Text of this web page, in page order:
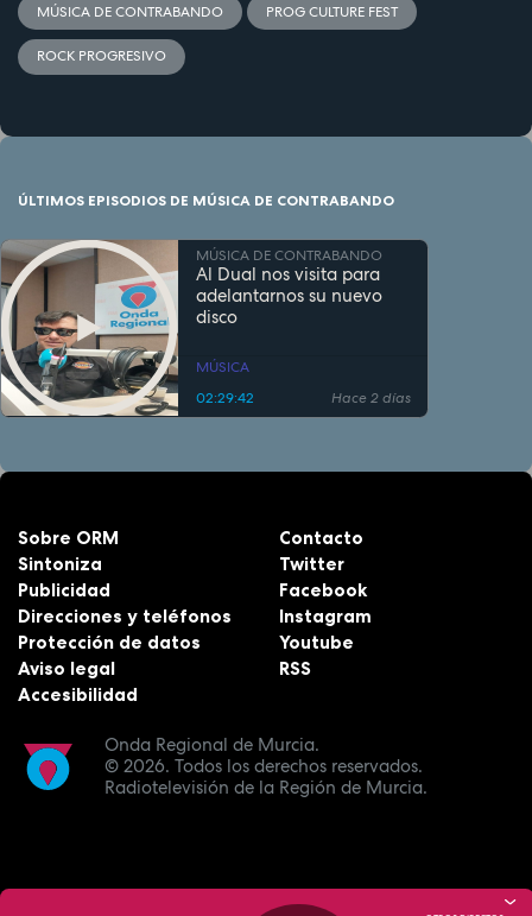
MÚSICA DE CONTRABANDO PROG CULTURE FEST
ROCK PROGRESIVO
ÚLTIMOS EPISODIOS DE MÚSICA DE CONTRABANDO
MÚSICA DE CONTRABANDO
Al Dual nos visita para
adelantarnos su nuevo
disco
MÚSICA
02:29:42
Hace 2 días
Onda Regional de Murcia.
© 2026. Todos los derechos reservados.
Radiotelevisión de la Región de Murcia.
Sobre ORM
Sintoniza
Publicidad
Direcciones y teléfonos
Protección de datos
Aviso legal
Accesibilidad
Contacto
Twitter
Facebook
Instagram
Youtube
RSS